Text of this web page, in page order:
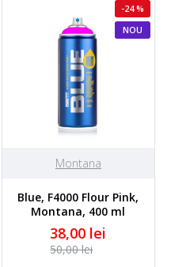
NOU
-24 %
Montana
Blue, F4000 Flour Pink,
Montana, 400 ml
38,00 lei
50,00 lei